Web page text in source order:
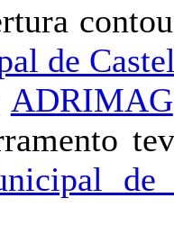
de
ADRIMAG
de